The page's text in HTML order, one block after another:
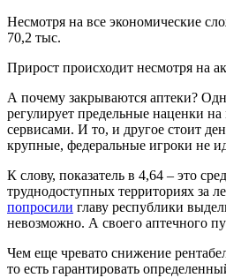
Несмотря на все экономические
70,2 тыс.
Прирост происходит несмотря на
А почему закрываются аптеки?
регулирует предельные наценки
сервисами. И то, и другое стоит
крупные, федеральные игроки не
К слову, показатель в 4,64 – это
труднодоступных территориях за
попросили главу республики
невозможно. А своего аптечного
Чем еще чревато снижение
то есть гарантировать